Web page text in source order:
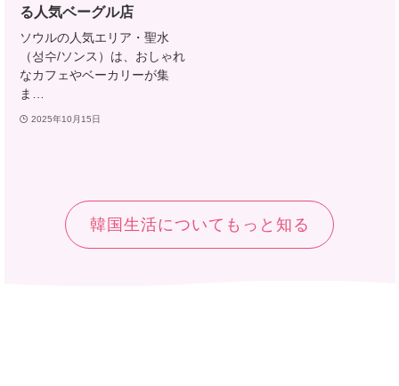
る人気ベーグル店
ソウルの人気エリア・聖水
（성수/ソンス）は、おしゃれ
なカフェやベーカリーが集
ま…
2025年10月15日
韓国生活についてもっと知る